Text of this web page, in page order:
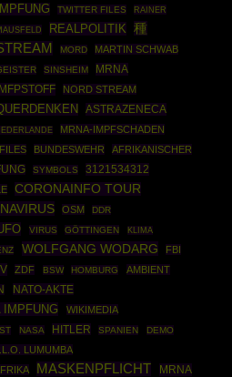
IMPFUNG TWITTER FILES
RAINER
REALPOLITIK
種
MORD MARTIN SCHWAB
SINSHEIM
MRNA
IMFPSTOFF
NORD STREAM
ASTRAZENECA
MRNA-IMPFSCHADEN
BUNDESWEHR
AFRIKANISCHER
SYMBOLS 3121534312
CORONAINFO TOUR
OSM
DDR
VIRUS GÖTTINGEN KLIMA
WOLFGANG WODARG FBI
ZDF BSW HOMBURG AMBIENT
NATO-AKTE
IMPFUNG WIKIMEDIA
NASA HITLER SPANIEN DEMO
LUMUMBA
MASKENPFLICHT
MRNA